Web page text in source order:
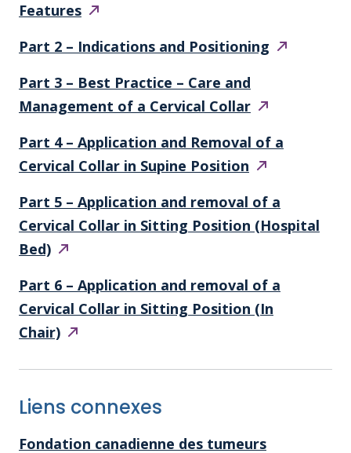
Features
Part 2 – Indications and Positioning
Part 3 – Best Practice – Care and
Management of a Cervical Collar
Part 4 – Application and Removal of a
Cervical Collar in Supine Position
Part 5 – Application and removal of a
Cervical Collar in Sitting Position (Hospital
Bed)
Part 6 – Application and removal of a
Cervical Collar in Sitting Position (In
Chair)
Liens connexes
Fondation canadienne des tumeurs